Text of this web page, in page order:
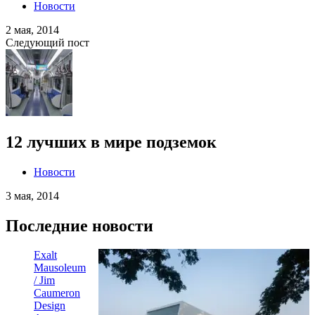
Новости
2 мая, 2014
Следующий пост
12 лучших в мире подземок
Новости
3 мая, 2014
Последние новости
Exalt
Mausoleum
/ Jim
Caumeron
Design